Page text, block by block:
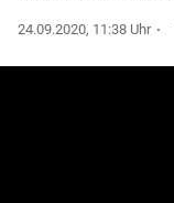
24.09.2020, 11:38 Uhr